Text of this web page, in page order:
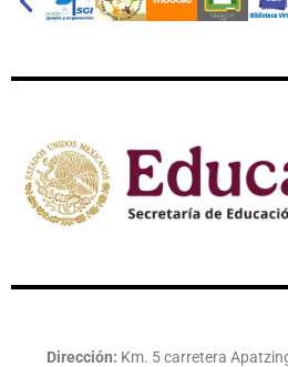
Dirección: Km. 5 carretera